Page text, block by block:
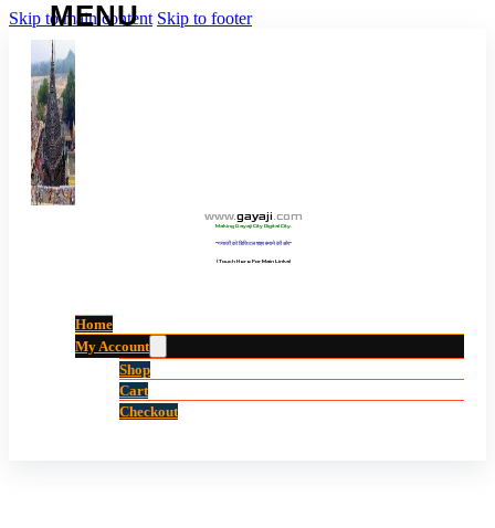
Skip to main content Skip to footer
www.gayaji.com
Making Gayaji City Digital City.
“गयाजी को डिजिटल शहर बनाने की ओर”
(Touch Here For Main Links)
Home
My Account
Shop
Cart
Checkout